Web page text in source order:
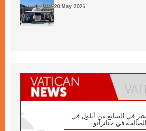
20 May 2026
عشر في السابع من أيلول في
في جناتزانو